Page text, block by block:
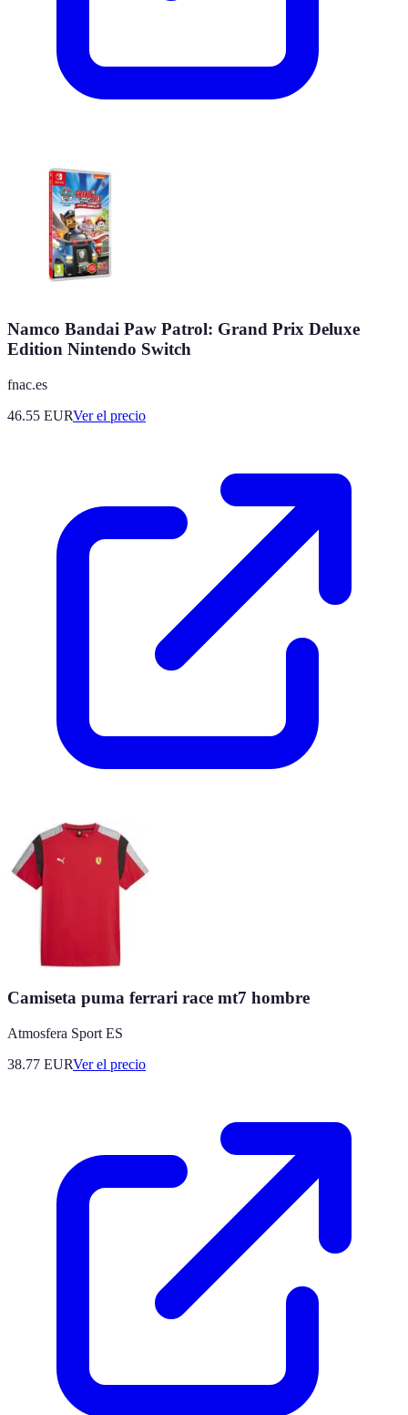
Namco Bandai Paw Patrol: Grand Prix Deluxe
Edition Nintendo Switch
fnac.es
46.55 EURVer el precio
Camiseta puma ferrari race mt7 hombre
Atmosfera Sport ES
38.77 EURVer el precio